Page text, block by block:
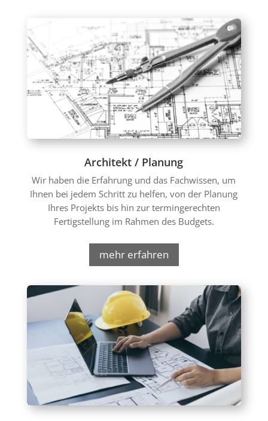
Architekt / Planung
Wir haben die Erfahrung und das Fachwissen, um
Ihnen bei jedem Schritt zu helfen, von der Planung
Ihres Projekts bis hin zur termingerechten
Fertigstellung im Rahmen des Budgets.
mehr erfahren